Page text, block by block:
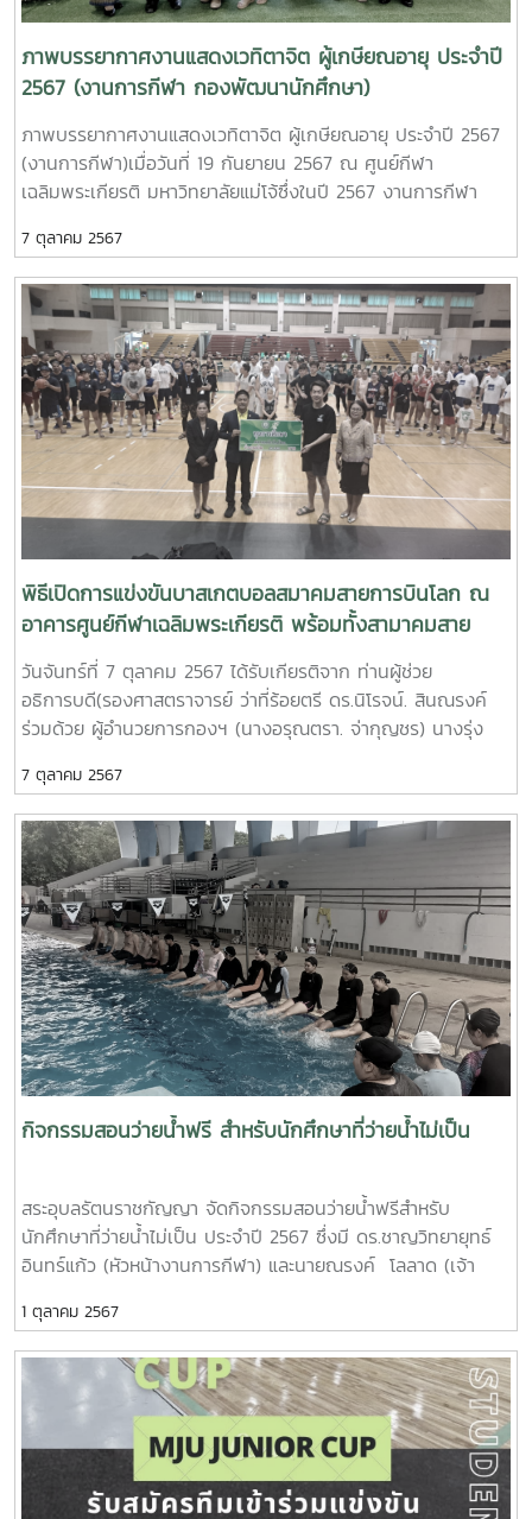
ภาพบรรยากาศงานแสดงเวทิตาจิต ผู้เกษียณอายุ ประจำปี
2567 (งานการกีฬา กองพัฒนานักศึกษา)
ภาพบรรยากาศงานแสดงเวทิตาจิต ผู้เกษียณอายุ ประจำปี 2567
(งานการกีฬา)เมื่อวันที่ 19 กันยายน 2567 ณ ศูนย์กีฬา
เฉลิมพระเกียรติ มหาวิทยาลัยแม่โจ้ซึ่งในปี 2567 งานการกีฬา
ไปนี้1. ดร.ชาญวิทยายุทธ์ อินทร์แก้ว2. นายพิจักษณ์ อนุสรณ์รัช
ดา3. นายเชาวรัตน์ แสงคำ
7 ตุลาคม 2567
พิธีเปิดการแข่งขันบาสเกตบอลสมาคมสายการบินโลก ณ
อาคารศูนย์กีฬาเฉลิมพระเกียรติ พร้อมทั้งสามาคมสาย
การบินไทยได้สนับสนุนทุนการศึกษาให้กับมหาวิทยาลัย
จำนวน20,000 บาท
วันจันทร์ที่ 7 ตุลาคม 2567 ได้รับเกียรติจาก ท่านผู้ช่วย
อธิการบดี(รองศาสตราจารย์ ว่าที่ร้อยตรี ดร.นิโรจน์. สินณรงค์
ร่วมด้วย ผู้อำนวยการกองฯ (นางอรุณตรา. จ่ากุญชร) นางรุ่ง
ศาสตราจารย์ ดร.วีระพลทองมา)พิธีเปิดการแข่งขันบาสเกตบอล
สมาคมสายการบินโลก ณ อาคารศูนย์กีฬาเฉลิมพระเกียรติ พร้อม
ทั้งสามาคมสายการบินไทยได้สนับสนุนทุนการศึกษาให้กับ
มหาวิทยาลัย จำนวน20,000 บาท
7 ตุลาคม 2567
กิจกรรมสอนว่ายน้ำฟรี สำหรับนักศึกษาที่ว่ายน้ำไม่เป็น
สระอุบลรัตนราชกัญญา จัดกิจกรรมสอนว่ายน้ำฟรีสำหรับ
นักศึกษาที่ว่ายน้ำไม่เป็น ประจำปี 2567 ซึ่งมี ดร.ชาญวิทยายุทธ์
อินทร์แก้ว (หัวหน้างานการกีฬา) และนายณรงค์ โลลาด (เจ้า
กรกฎาคม 2567 - 18 กันยายน 2567ซึ่งนักศึกษา ที่ผ่านการฝึก
และทดสอบว่ายน้ำผ่านจะได้รับเกียรติบัตรออนไลน์
1 ตุลาคม 2567